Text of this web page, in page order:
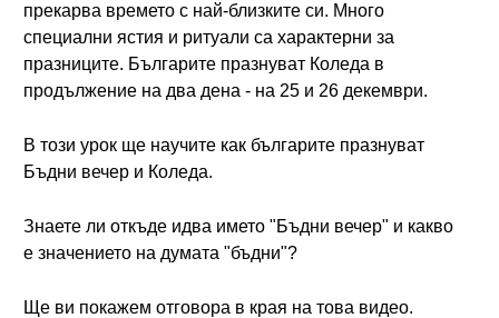
прекарва времето с най-близките си. Много
специални ястия и ритуали са характерни за
празниците. Българите празнуват Коледа в
продължение на два дена - на 25 и 26 декември.
В този урок ще научите как българите празнуват
Бъдни вечер и Коледа.
Знаете ли откъде идва името "Бъдни вечер" и какво
е значението на думата "бъдни"?
Ще ви покажем отговора в края на това видео.